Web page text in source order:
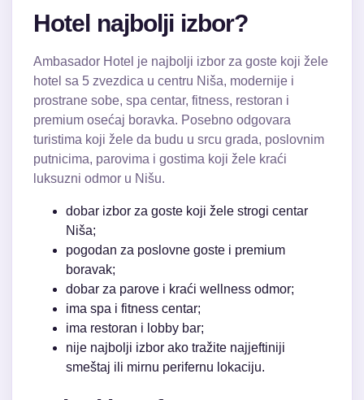
Hotel najbolji izbor?
Ambasador Hotel je najbolji izbor za goste koji žele
hotel sa 5 zvezdica u centru Niša, modernije i
prostrane sobe, spa centar, fitness, restoran i
premium osećaj boravka. Posebno odgovara
turistima koji žele da budu u srcu grada, poslovnim
putnicima, parovima i gostima koji žele kraći
luksuzni odmor u Nišu.
dobar izbor za goste koji žele strogi centar
Niša;
pogodan za poslovne goste i premium
boravak;
dobar za parove i kraći wellness odmor;
ima spa i fitness centar;
ima restoran i lobby bar;
nije najbolji izbor ako tražite najjeftiniji
smeštaj ili mirnu perifernu lokaciju.